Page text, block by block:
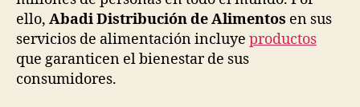
ello, Abadi Distribución de Alimentos en sus
servicios de alimentación incluye productos
que garanticen el bienestar de sus
consumidores.